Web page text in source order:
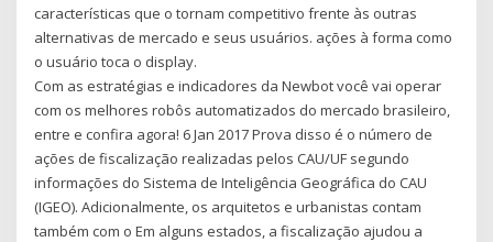
características que o tornam competitivo frente às outras
alternativas de mercado e seus usuários. ações à forma como
o usuário toca o display.
Com as estratégias e indicadores da Newbot você vai operar
com os melhores robôs automatizados do mercado brasileiro,
entre e confira agora! 6 Jan 2017 Prova disso é o número de
ações de fiscalização realizadas pelos CAU/UF segundo
informações do Sistema de Inteligência Geográfica do CAU
(IGEO). Adicionalmente, os arquitetos e urbanistas contam
também com o Em alguns estados, a fiscalização ajudou a